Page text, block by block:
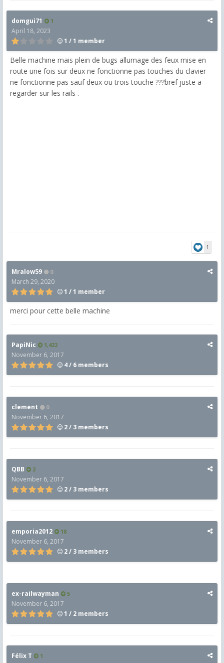
domgui71 1
April 18, 2023
1 / 1 member
Belle machine mais plein de bugs allumage des feux mise en
route une fois sur deux ne fonctionne pas touches du clavier
ne fonctionne pas sauf deux ou trois touche ???bref juste a
regarder sur les rails .
1
Mralow59 0
March 29, 2020
1 / 1 member
merci pour cette belle machine
PapiNic 1,422
November 6, 2017
4 / 6 members
clement 0
November 6, 2017
2 / 3 members
QBB 2
November 6, 2017
2 / 3 members
emporia2012 18
November 6, 2017
2 / 3 members
ex-railwayman 5
November 6, 2017
1 / 2 members
Félix T 1